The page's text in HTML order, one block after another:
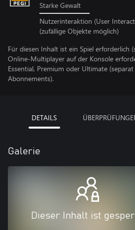
Starke Gewalt
Nutzerinteraktion (User
(zufällige Objekte möglich)
Für diesen Inhalt ist ein Spiel erforderlich
Online-Multiplayer auf der Konsole
Essential, Premium oder Ultimate
Abonnements).
DETAILS
Galerie
Dieser Inhalt ist